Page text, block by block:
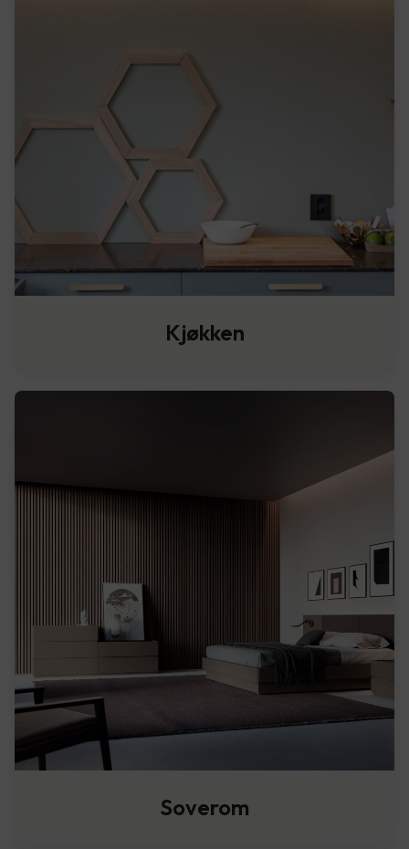
Kjøkken
Soverom